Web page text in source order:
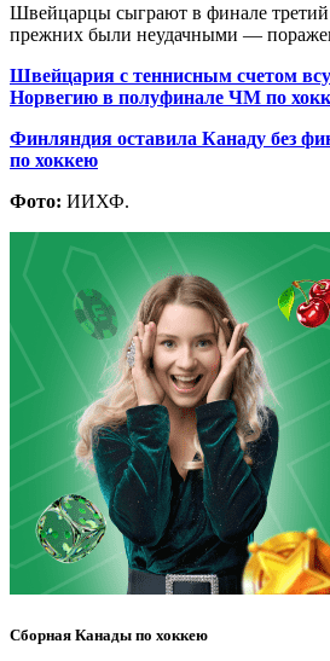
Швейцарцы сыграют в финале третий
прежних были неудачными —
Швейцария с теннисным счетом
Норвегию в полуфинале ЧМ по
Финляндия оставила Канаду без
по хоккею
Фото: ИИХФ.
Сборная Канады по хоккею